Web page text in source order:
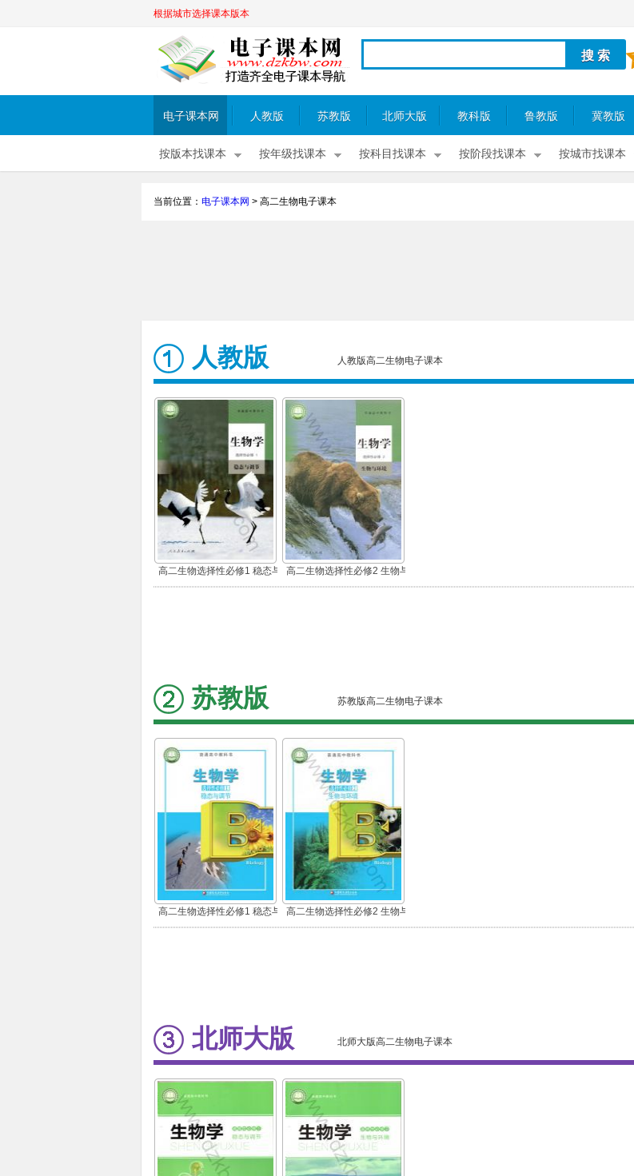
根据城市选择课本版本
电子课本网 人教版 苏教版 北师大版 教科版 鲁教版 冀教版
按版本找课本 按年级找课本 按科目找课本 按阶段找课本 按城市找课本
当前位置： 电子课本网 > 高二生物电子课本
人教版 人教版高二生物电子课本
高二生物选择性必修1 稳态与
调节
高二生物选择性必修2 生物与
环境
苏教版 苏教版高二生物电子课本
高二生物选择性必修1 稳态与
调节
高二生物选择性必修2 生物与
环境
北师大版 北师大版高二生物电子课本